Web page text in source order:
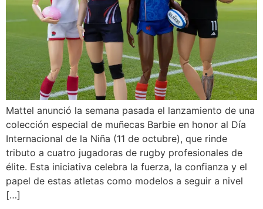
Mattel anunció la semana pasada el lanzamiento de una
colección especial de muñecas Barbie en honor al Día
Internacional de la Niña (11 de octubre), que rinde
tributo a cuatro jugadoras de rugby profesionales de
élite. Esta iniciativa celebra la fuerza, la confianza y el
papel de estas atletas como modelos a seguir a nivel
[…]